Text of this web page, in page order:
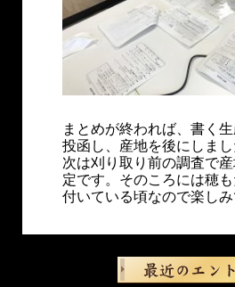
まとめが終われば、書く
投函し、産地を後にしまし
次は刈り取り前の調査で
定です。そのころには穂
付いている頃なので楽しみ